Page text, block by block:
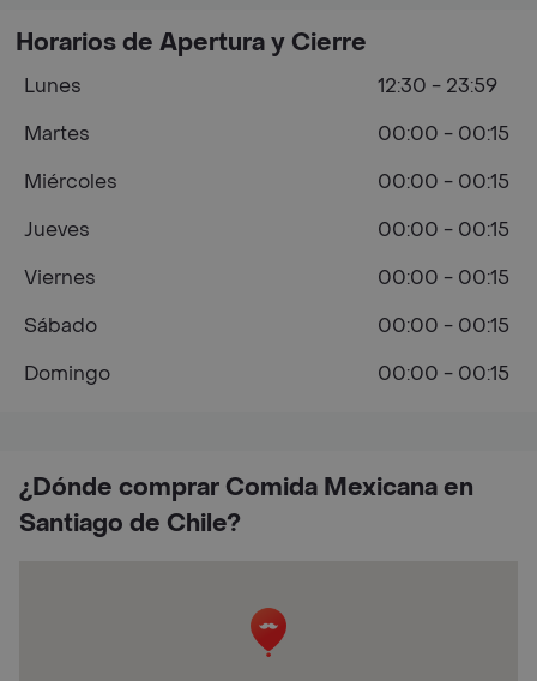
¿Dónde comprar Comida Mexicana en
Santiago de Chile?
Horarios de Apertura y Cierre
Lunes
12:30 - 23:59
Martes
00:00 - 00:15
Miércoles
00:00 - 00:15
Jueves
00:00 - 00:15
Viernes
00:00 - 00:15
Sábado
00:00 - 00:15
Domingo
00:00 - 00:15